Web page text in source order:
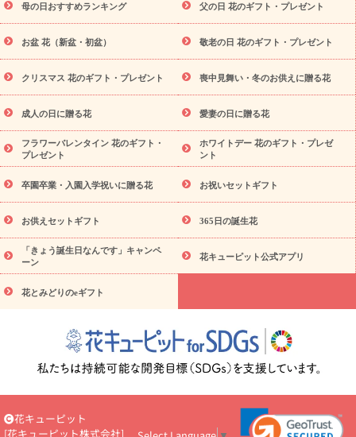
お供え・お悔やみの花
四十九日法要以降に贈る花
通夜・葬儀
に贈る花
お供え お花とセットギフト
お供え プリザーブドフラ
ワー
ペットのお供えフラワー お盆（新盆・初盆）
その他
お祝い返し
お見舞い お取り寄せギフト ビジネス用
ご自宅
用
観葉植物 ミディ胡蝶蘭 プリザーブドフラワー
スタイル
から探す
アレンジメント 花束 スタンド花 お祝い
お供
え・お悔やみ
胡蝶蘭・花鉢
ミディ胡蝶蘭・お祝い
ミディ胡蝶蘭・お供え
世界初の青色胡蝶蘭 観葉植物
観葉植
物
産直多肉植物 プリザーブドフラワー お祝い
お供え・お
悔やみ
花とセットギフト セミオーダー
プチギフト
（hanamore -ハナモア-）
花とみどりのeギフト
トのeGfit
カラー ピンク イエローオレンジ レッド
お花
の種類
バラ ユリ トルコキキョウ 予算から探す
お祝い・3000円～ お祝い・4000円～ お祝い・5000円～
お祝い・7000円～ お祝い・ 10000円～ お供え・お悔やみ
供え・お悔やみ・3000円～ お供え・お悔やみ・5000円～
お供
え・お悔やみ・7000円～
365日の誕生花カレンダー
いのマナー
定年退職祝いのマナー
お祝いを贈るときのマナ
花キューピットのお祝いコラム一覧
誕生日のお花を
「色彩心理学」で選ぶ方法
結婚祝いの予算相場
出産祝いお役立
ち情報
転職祝いのマナー基礎知識
ペットのお祝いワンポイント
スタンド花（フラスタ）のマナー
お見舞いのマナー
とルール
新築引っ越し祝いコラム
お祝い花のマナー総まとめ
母の日おすすめランキング 父の日 花のギフト・プレゼント
お盆 花（新盆・初盆） 敬老の日 花のギフト・プレゼント
クリスマス 花のギフト・プレゼント 喪中見舞い・冬のお供えに贈る花
成人の日に贈る花 愛妻の日に贈る花
フラワーバレンタイン 花のギフト・
プレゼント
ホワイトデー 花のギフト・プレゼ
ント
卒園卒業・入園入学祝いに贈る花 お祝いセットギフト
お供えセットギフト 365日の誕生花
「きょう誕生日なんです」キャンペ
ーン
花キューピット公式アプリ
花とみどりのeギフト
花キューピット
[花キューピット株式会社]